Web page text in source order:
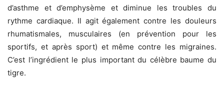
d’asthme et d’emphysème et diminue les troubles du
rythme cardiaque. Il agit également contre les douleurs
rhumatismales, musculaires (en prévention pour les
sportifs, et après sport) et même contre les migraines.
C’est l’ingrédient le plus important du célèbre baume du
tigre.